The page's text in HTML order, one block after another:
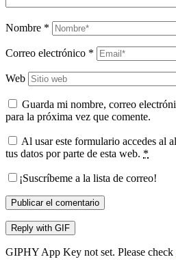
Nombre *
Correo electrónico *
Web
Guarda mi nombre, correo
para la próxima vez que comente.
Al usar este formulario accedes al
tus datos por parte de esta web. *
¡Suscríbeme a la lista de correo!
Publicar el comentario
Reply with GIF
GIPHY App Key not set. Please check